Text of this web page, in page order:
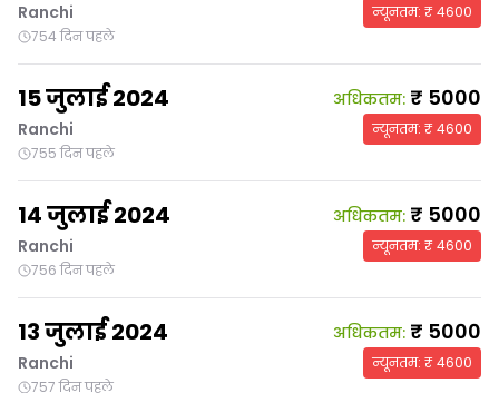
Ranchi
754 दिन पहले
न्यूनतम: ₹4600
15 जुलाई 2024
Ranchi
755 दिन पहले
अधिकतम: ₹ 5000
न्यूनतम: ₹4600
14 जुलाई 2024
Ranchi
756 दिन पहले
अधिकतम: ₹ 5000
न्यूनतम: ₹4600
13 जुलाई 2024
Ranchi
757 दिन पहले
अधिकतम: ₹ 5000
न्यूनतम: ₹4600